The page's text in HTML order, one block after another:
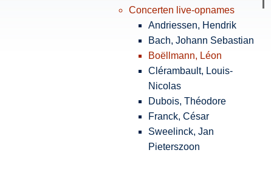
Concerten live-opnames
Andriessen, Hendrik
Bach, Johann Sebastian
Boëllmann, Léon
Clérambault, Louis-
Nicolas
Dubois, Théodore
Franck, César
Sweelinck, Jan
Pieterszoon